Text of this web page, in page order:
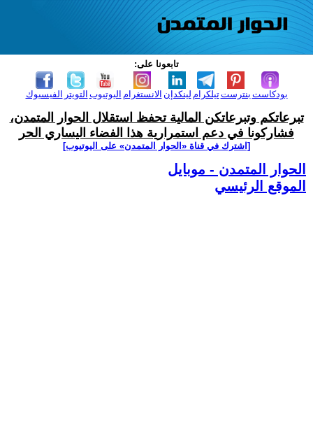
تابعونا على:
الفيسبوك التويتر اليوتيوب الانستغرام لينكدإن تيلكرامبنترست بودكاست
تبرعاتكم وتبرعاتكن المالية تحفظ استقلال الحوار المتمدن،
فشاركونا في دعم استمرارية هذا الفضاء اليساري الحر
[اشترك في قناة ‫«الحوار المتمدن» على اليوتيوب]
الحوار المتمدن - موبايل
الموقع الرئيسي